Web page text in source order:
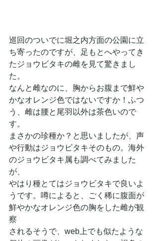
巡回のついでに堀之内方面の公園に立
ち寄ったのですが、足もとへやってき
たジョウビタキの雌を見て驚きまし
た。
なんと雌なのに、胸からお腹まで鮮や
かなオレンジ色ではないですか！ふつ
う、雌は腰と尾羽以外は茶色いので
す。
まさかの珍種か？と思いましたが、声
や行動はジョウビタキそのもの。海外
のジョウビタキ属も調べてみました
が、
やはり種とてはジョウビタキで良いよ
うです。噂によると、ごく稀に腹面が
鮮やかなオレンジ色の胸をした雌が観
察
されるそうで、web上でも似たような